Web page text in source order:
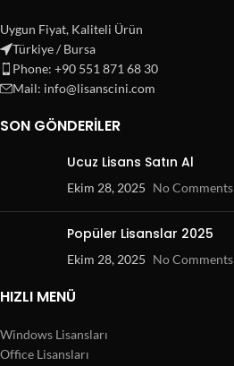
Uygun Fiyat, Kaliteli Ürün
Türkiye / Bursa
Phone: +90 551 871 68 30
Mail: info@lisanscini.com
SON GÖNDERILER
Ucuz Lisans Satın Al
Ekim 28, 2025 No Comments
Popüler Lisanslar 2025
Ekim 28, 2025 No Comments
HIZLI MENÜ
Windows Lisansları
Office Lisansları